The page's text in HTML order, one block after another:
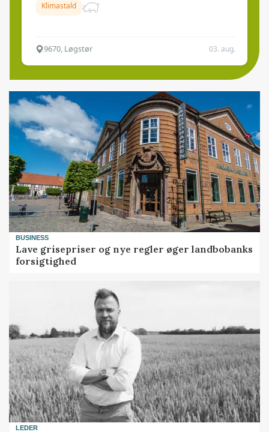
Klimastald
9670, Løgstør 03. aug.
BUSINESS
Lave grisepriser og nye regler øger landbobanks
forsigtighed
LEDER